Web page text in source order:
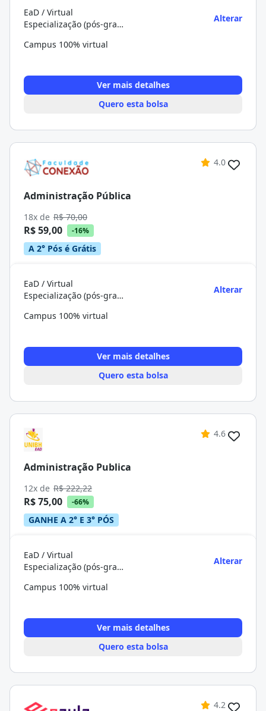
EaD / Virtual
Especialização (pós-graduação)
Alterar
Campus 100% virtual
Ver mais detalhes
Quero esta bolsa
4.0
Administração Pública
18x de R$ 70,00
R$ 59,00 -16%
A 2° Pós é Grátis
EaD / Virtual
Especialização (pós-graduação)
Alterar
Campus 100% virtual
Ver mais detalhes
Quero esta bolsa
4.6
Administração Publica
12x de R$ 222,22
R$ 75,00 -66%
GANHE A 2° E 3° PÓS
EaD / Virtual
Especialização (pós-graduação)
Alterar
Campus 100% virtual
Ver mais detalhes
Quero esta bolsa
4.2